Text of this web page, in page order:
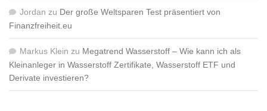
Jordan zu Der große Weltsparen Test präsentiert von
Finanzfreiheit.eu
Markus Klein zu Megatrend Wasserstoff – Wie kann ich als
Kleinanleger in Wasserstoff Zertifikate, Wasserstoff ETF und
Derivate investieren?